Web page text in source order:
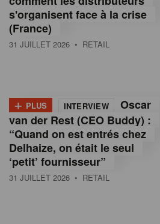
s'organisent face à la crise
(France)
31 JUILLET 2026 • RETAIL
+ PLUS INTERVIEW
Oscar
van der Rest (CEO Buddy) :
“Quand on est entrés chez
Delhaize, on était le seul
‘petit’ fournisseur”
31 JUILLET 2026 • RETAIL